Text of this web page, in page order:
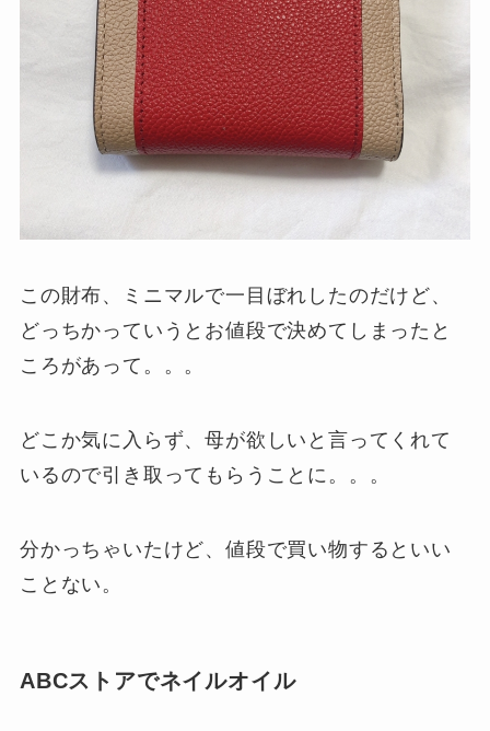
この財布、ミニマルで一目ぼれしたのだけど、
どっちかっていうとお値段で決めてしまったと
ころがあって。。。
どこか気に入らず、母が欲しいと言ってくれて
いるので引き取ってもらうことに。。。
分かっちゃいたけど、値段で買い物するといい
ことない。
ABCストアでネイルオイル